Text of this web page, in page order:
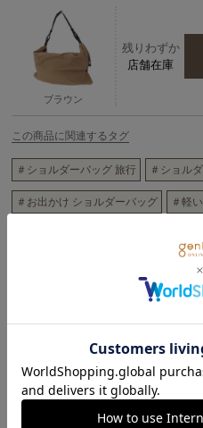
ブラウン
残りわずか
店舗在庫
この商品に関連するタグ
＃ショルダーバッグ 旅行 ＃ショル
＃お出かけ ショルダーバッグ ＃軽
＃ショルダーバッグ キャンバス
商品
ワンウォッシュした柔らかな綿麻の
のよいリラクシング素材。